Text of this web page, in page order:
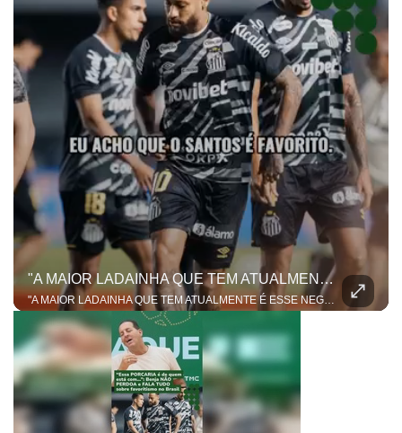
"A MAIOR LADAINHA QUE TEM ATUALMENTE É ESSE NEGÓCIO!
"A MAIOR LADAINHA QUE TEM ATUALMENTE É ESSE NEGÓCIO!" A resenha sobre o duelo entre Santos e Remo pegou fogo e colocou o Benja e o Dentinho em lados opostos da mesa! Tudo começou quando o ex-jogador mandou a real dizendo que o favoritismo e a tradição do Peixe vão pesar no jogo de volta da Copa do Brasil. Mas nosso apresentador não deixou passar batido e contestou. Para ele, esse papo de "peso de camisa" ficou no passado e não entra mais em campo no futebol moderno!